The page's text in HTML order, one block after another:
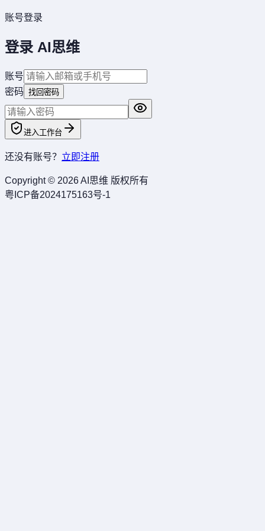
账号登录
登录 AI思维
账号
密码 找回密码
进入工作台
还没有账号？ 立即注册
Copyright © 2026AI思维 版权所有
粤ICP备2024175163号-1